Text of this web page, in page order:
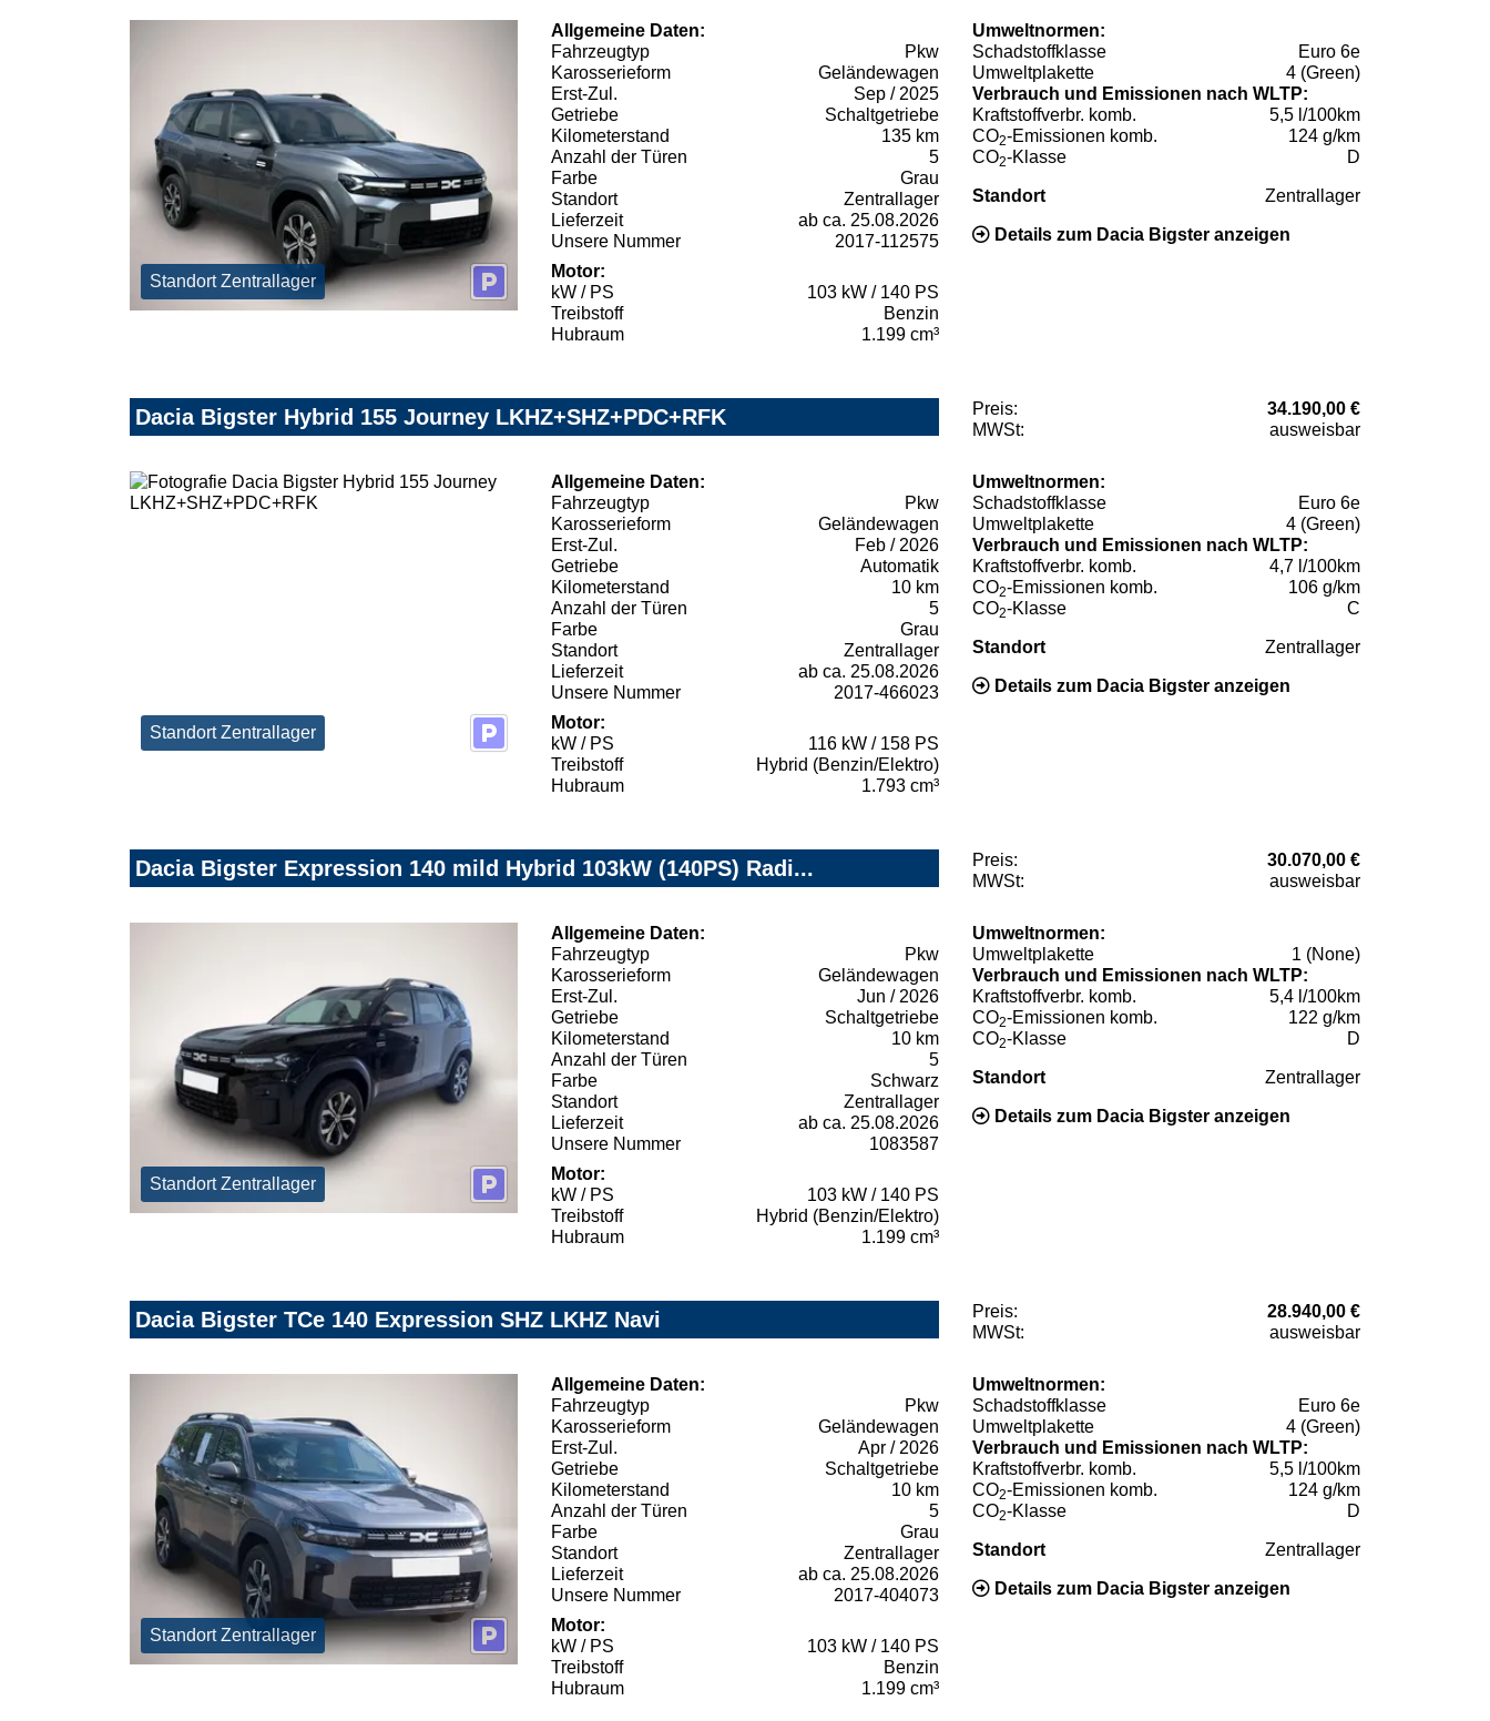
Standort Zentrallager
Allgemeine Daten:
Fahrzeugtyp
Pkw
Karosserieform
Geländewagen
Erst-Zul.
Sep / 2025
Getriebe
Schaltgetriebe
Kilometerstand
135 km
Anzahl der Türen
5
Farbe
Grau
Standort
Zentrallager
Lieferzeit
ab ca. 25.08.2026
Unsere Nummer
2017-112575
Motor:
kW / PS
103 kW / 140 PS
Treibstoff
Benzin
Hubraum
1.199 cm³
Umweltnormen:
Schadstoffklasse
Euro 6e
Umweltplakette
4 (Green)
Verbrauch und Emissionen nach WLTP:
Kraftstoffverbr. komb.
5,5 l/100km
CO2-Emissionen komb.
124 g/km
CO2-Klasse D
Standort Zentrallager
Details zum Dacia Bigster anzeigen
Dacia Bigster Hybrid 155 Journey LKHZ+SHZ+PDC+RFK Preis:
34.190,00 €
MWSt:
ausweisbar
Standort Zentrallager
Allgemeine Daten:
Fahrzeugtyp
Pkw
Karosserieform
Geländewagen
Erst-Zul.
Feb / 2026
Getriebe
Automatik
Kilometerstand
10 km
Anzahl der Türen
5
Farbe
Grau
Standort
Zentrallager
Lieferzeit
ab ca. 25.08.2026
Unsere Nummer
2017-466023
Motor:
kW / PS
116 kW / 158 PS
Treibstoff
Hybrid (Benzin/Elektro)
Hubraum
1.793 cm³
Umweltnormen:
Schadstoffklasse
Euro 6e
Umweltplakette
4 (Green)
Verbrauch und Emissionen nach WLTP:
Kraftstoffverbr. komb.
4,7 l/100km
CO2-Emissionen komb.
106 g/km
CO2-Klasse C
Standort Zentrallager
Details zum Dacia Bigster anzeigen
Dacia Bigster Expression 140 mild Hybrid 103kW (140PS) Radi... Preis:
30.070,00 €
MWSt:
ausweisbar
Standort Zentrallager
Allgemeine Daten:
Fahrzeugtyp
Pkw
Karosserieform
Geländewagen
Erst-Zul.
Jun / 2026
Getriebe
Schaltgetriebe
Kilometerstand
10 km
Anzahl der Türen
5
Farbe
Schwarz
Standort
Zentrallager
Lieferzeit
ab ca. 25.08.2026
Unsere Nummer
1083587
Motor:
kW / PS
103 kW / 140 PS
Treibstoff
Hybrid (Benzin/Elektro)
Hubraum
1.199 cm³
Umweltnormen:
Umweltplakette
1 (None)
Verbrauch und Emissionen nach WLTP:
Kraftstoffverbr. komb.
5,4 l/100km
CO2-Emissionen komb.
122 g/km
CO2-Klasse D
Standort Zentrallager
Details zum Dacia Bigster anzeigen
Dacia Bigster TCe 140 Expression SHZ LKHZ Navi Preis:
28.940,00 €
MWSt:
ausweisbar
Standort Zentrallager
Allgemeine Daten:
Fahrzeugtyp
Pkw
Karosserieform
Geländewagen
Erst-Zul.
Apr / 2026
Getriebe
Schaltgetriebe
Kilometerstand
10 km
Anzahl der Türen
5
Farbe
Grau
Standort
Zentrallager
Lieferzeit
ab ca. 25.08.2026
Unsere Nummer
2017-404073
Motor:
kW / PS
103 kW / 140 PS
Treibstoff
Benzin
Hubraum
1.199 cm³
Umweltnormen:
Schadstoffklasse
Euro 6e
Umweltplakette
4 (Green)
Verbrauch und Emissionen nach WLTP:
Kraftstoffverbr. komb.
5,5 l/100km
CO2-Emissionen komb.
124 g/km
CO2-Klasse D
Standort Zentrallager
Details zum Dacia Bigster anzeigen